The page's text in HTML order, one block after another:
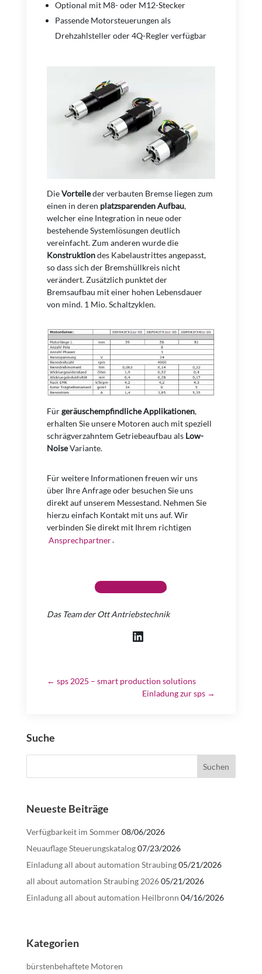
Optional mit M8- oder M12-Stecker
Passende Motorsteuerungen als
Drehzahlsteller oder 4Q-Regler verfügbar
DieVorteileder verbauten Bremse liegen zum
einen in deren platzsparenden Aufbau,
welcher eine Integration in neue oder
bestehende Systemlösungen deutlich
vereinfacht. Zum anderen wurde die
Konstruktiondes Kabelaustrittes angepasst,
so dass sich der Bremshüllkreis nicht
verändert. Zusätzlich punktet der
Bremsaufbau mit einer hohen Lebensdauer
von mind. 1 Mio. Schaltzyklen.
Fürgeräuschempfindliche Applikationen,
erhalten Sie unsere Motoren auch mit speziell
schrägverzahntem Getriebeaufbau als Low-
NoiseVariante.
Für weitere Informationen freuen wir uns
über Ihre Anfrage oder besuchen Sie uns
direkt auf unserem Messestand. Nehmen Sie
hierzu einfach Kontakt mit uns auf. Wir
verbinden Sie direkt mit Ihrem richtigen
Ansprechpartner.
Kontakt aufnehmen
Das Team der Ott Antriebstechnik
LinkedIn
← sps 2025 – smart production solutions
Einladung zur sps →
Suche
Neueste Beiträge
Verfügbarkeit im Sommer08/06/2026
Neuauflage Steuerungskatalog07/23/2026
Einladung all about automation Straubing05/21/2026
all about automation Straubing 202605/21/2026
Einladung all about automation Heilbronn 04/16/2026
Kategorien
bürstenbehaftete Motoren